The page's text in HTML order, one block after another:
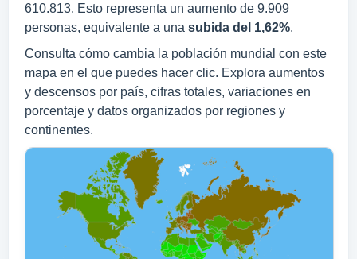
610.813. Esto representa un aumento de 9.909
personas, equivalente a una subida del 1,62%.
Consulta cómo cambia la población mundial con este
mapa en el que puedes hacer clic. Explora aumentos
y descensos por país, cifras totales, variaciones en
porcentaje y datos organizados por regiones y
continentes.